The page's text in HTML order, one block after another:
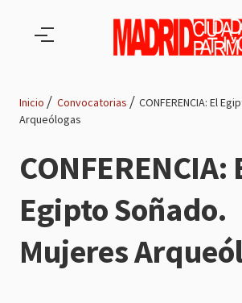
de
navegación
Inicio Convocatorias
CONFERENCIA: El
Arqueólogas
CONFERENCIA:
Egipto Soñado.
Mujeres